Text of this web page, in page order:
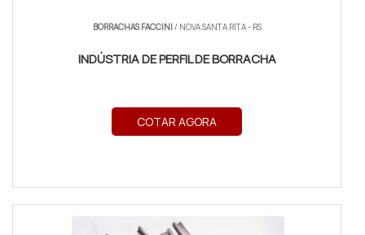
BORRACHAS FACCINI/ NOVA SANTA RITA - RS
INDÚSTRIA DE PERFIL DE BORRACHA
COTAR AGORA